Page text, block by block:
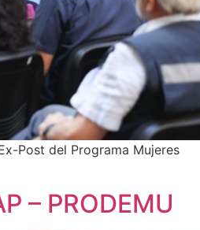
Post del Programa Mujeres
– PRODEMU